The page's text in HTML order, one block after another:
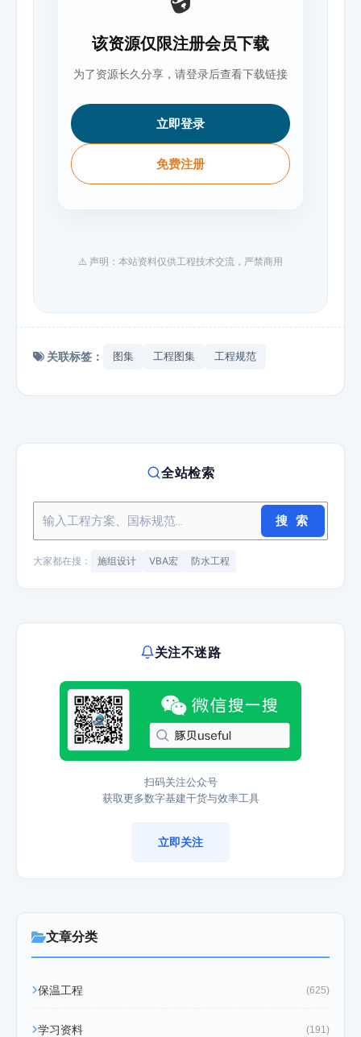
该资源仅限注册会员下载
为了资源长久分享，请登录后查看下载链接
立即登录
免费注册
⚠️ 声明：本站资料仅供工程技术交流，严禁商用
关联标签： 图集 工程图集 工程规范
全站检索
搜 索
大家都在搜： 施组设计 VBA宏 防水工程
关注不迷路
扫码关注公众号
获取更多数字基建干货与效率工具
立即关注
文章分类
保温工程 (625)
学习资料 (191)